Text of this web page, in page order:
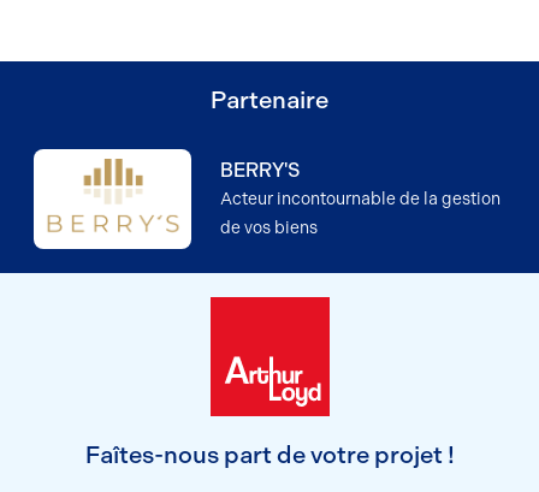
Partenaire
BERRY'S
Acteur incontournable de la gestion
de vos biens
Faîtes-nous part de votre projet !